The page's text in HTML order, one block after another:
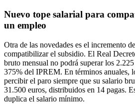
Nuevo tope salarial para
un empleo
Otra de las novedades es el incremento
compatibilizar el subsidio. El Real
bruto mensual no podrá superar los
375% del IPREM. En términos anuales,
percibir el paro siempre que su salario
31.500 euros, distribuidos en 14 pagas.
duplica el salario mínimo.